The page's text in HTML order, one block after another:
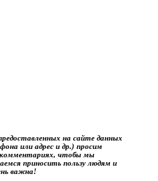
на сайте данных
или адрес и др.) просим
комментариях, чтобы мы
приносить пользу людям и
важна!